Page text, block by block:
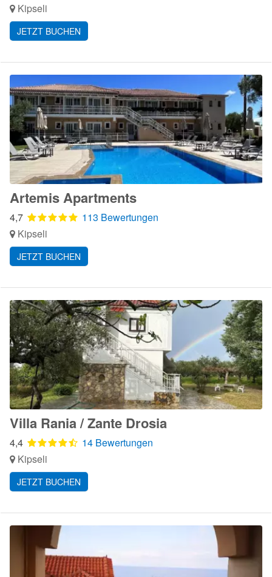
Kipseli
JETZT BUCHEN
Artemis Apartments
4,7
113 Bewertungen
Kipseli
JETZT BUCHEN
Villa Rania / Zante Drosia
4,4
14 Bewertungen
Kipseli
JETZT BUCHEN